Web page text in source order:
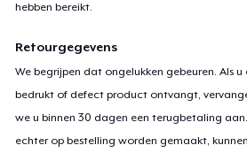
hebben bereikt.
Retourgegevens
We begrijpen dat ongelukken gebeuren. Als
bedrukt of defect product ontvangt,
we u binnen 30 dagen een terugbetaling
echter op bestelling worden gemaakt,